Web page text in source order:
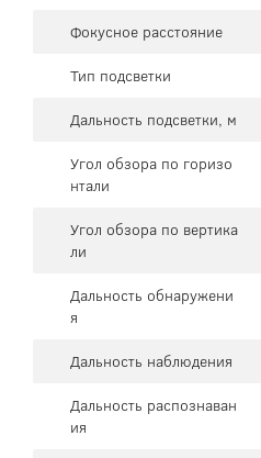
Фокусное расстояние
Тип подсветки
Дальность подсветки, м
Угол обзора по горизо
нтали
Угол обзора по вертика
ли
Дальность обнаружени
я
Дальность наблюдения
Дальность распознаван
ия